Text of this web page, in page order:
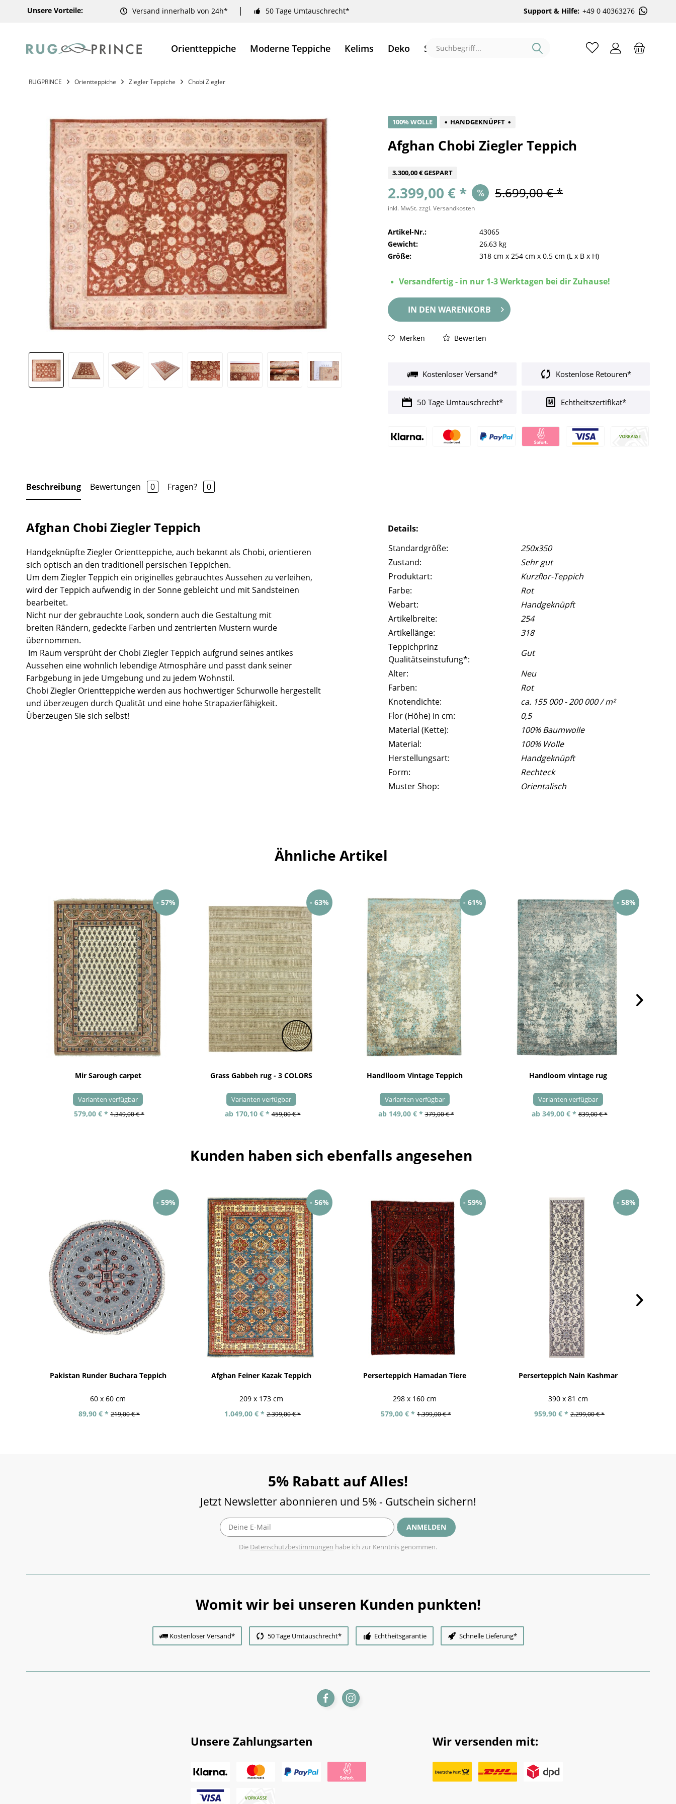
Unsere Vorteile: Versand innerhalb von 24h* 50 Tage Umtauschrecht* Support & Hilfe: +49 0 40363276
Orientteppiche Moderne Teppiche Kelims Deko Sale %
RUGPRINCE Orientteppiche Ziegler Teppiche Chobi Ziegler
100% WOLLE HANDGEKNÜPFT
Afghan Chobi Ziegler Teppich
3.300,00 € GESPART
2.399,00 € * 5.699,00 € *
inkl. MwSt.zzgl. Versandkosten
Artikel-Nr.:
43065
Gewicht:
26,63 kg
Größe:
318 cm x254 cm x0.5 cm (L x B x H)
Versandfertig - in nur 1-3 Werktagen bei dir Zuhause!
IN DEN WARENKORB
Merken Bewerten
Kostenloser Versand* Kostenlose Retouren*
50 Tage Umtauschrecht* Echtheitszertifikat*
Beschreibung Bewertungen 0 Fragen? 0
Afghan Chobi Ziegler Teppich
Handgeknüpfte Ziegler Orientteppiche, auch bekannt als Chobi, orientieren
sich optisch an den traditionell persischen Teppichen.
Um dem Ziegler Teppich ein originelles gebrauchtes Aussehen zu verleihen,
wird der Teppich aufwendig in der Sonne gebleicht und mit Sandsteinen
bearbeitet.
Nicht nur der gebrauchte Look, sondern auch die Gestaltung mit
breiten Rändern, gedeckte Farben und zentrierten Mustern wurde
übernommen.
Im Raum versprüht der Chobi Ziegler Teppich aufgrund seines antikes
Aussehen eine wohnlich lebendige Atmosphäre und passt dank seiner
Farbgebung in jede Umgebung und zu jedem Wohnstil.
Chobi Ziegler Orientteppiche werden aus hochwertiger Schurwolle hergestellt
und überzeugen durch Qualität und eine hohe Strapazierfähigkeit.
Überzeugen Sie sich selbst!
Details:
Standardgröße:
250x350
Zustand:
Sehr gut
Produktart:
Kurzflor-Teppich
Farbe:
Rot
Webart:
Handgeknüpft
Artikelbreite:
254
Artikellänge:
318
Teppichprinz
Qualitätseinstufung*:
Gut
Alter:
Neu
Farben:
Rot
Knotendichte:
ca. 155 000 - 200 000 / m²
Flor (Höhe) in cm:
0,5
Material (Kette):
100% Baumwolle
Material:
100% Wolle
Herstellungsart:
Handgeknüpft
Form:
Rechteck
Muster Shop:
Orientalisch
Ähnliche Artikel
- 57%
Mir Sarough carpet
Varianten verfügbar
579,00 € * 1.349,00 € *
- 63%
Grass Gabbeh rug - 3 COLORS
Varianten verfügbar
ab 170,10 € * 459,00 € *
- 61%
Handlloom Vintage Teppich
Varianten verfügbar
ab 149,00 € * 379,00 € *
- 58%
Handloom vintage rug
Varianten verfügbar
ab 349,00 € * 839,00 € *
Kunden haben sich ebenfalls angesehen
- 59%
Pakistan Runder Buchara Teppich
60 x 60 cm
89,90 € * 219,00 € *
- 56%
Afghan Feiner Kazak Teppich
209 x 173 cm
1.049,00 € * 2.399,00 € *
- 59%
Perserteppich Hamadan Tiere
298 x 160 cm
579,00 € * 1.399,00 € *
- 58%
Perserteppich Nain Kashmar
390 x 81 cm
959,90 € * 2.299,00 € *
5% Rabatt auf Alles!
Jetzt Newsletter abonnieren und 5% - Gutschein sichern!
ANMELDEN
Die Datenschutzbestimmungen habe ich zur Kenntnis genommen.
Womit wir bei unseren Kunden punkten!
Kostenloser Versand* 50 Tage Umtauschrecht* Echtheitsgarantie Schnelle Lieferung*
Unsere Zahlungsarten Wir versenden mit: